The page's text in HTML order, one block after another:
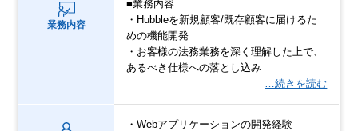
業務内容
■業務内容
・Hubbleを新規顧客/既存顧客に届けるた
めの機能開発
・お客様の法務業務を深く理解した上で、
あるべき仕様への落とし込み
…続きを読む
・Webアプリケーションの開発経験